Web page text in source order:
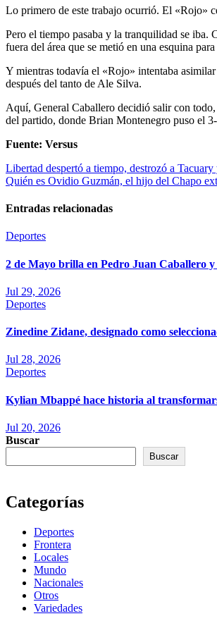
Lo primero de este trabajo ocurrió. El «Rojo»
Pero el tiempo pasaba y la tranquilidad se iba.
fuera del área que se metió en una esquina
Y mientras todavía el «Rojo» intentaba
después del tanto de Ale Silva.
Aquí, General Caballero decidió salir con
del partido, donde Brian Montenegro puso el
Fuente: Versus
Navegación
de
entradas
Libertad despertó a tiempo, destrozó a Tacuary
Quién es Ovidio Guzmán, el hijo del Chapo
Entradas relacionadas
Deportes
2 de Mayo brilla en Pedro Juan Caballero
Jul 29, 2026
Deportes
Zinedine Zidane, designado como
Jul 28, 2026
Deportes
Kylian Mbappé hace historia al
Jul 20, 2026
Buscar
Buscar
Categorías
Deportes
Frontera
Locales
Mundo
Nacionales
Otros
Variedades